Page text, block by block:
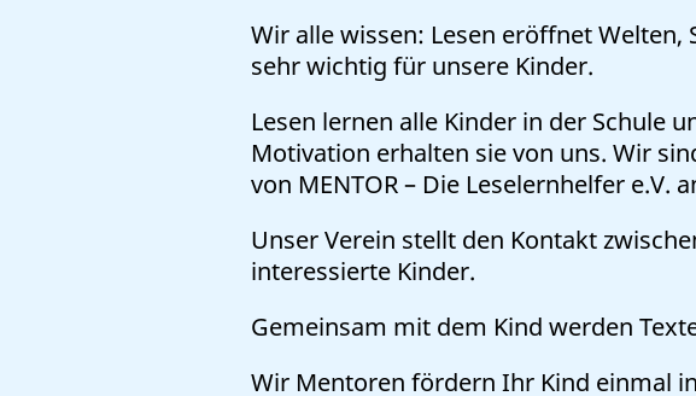
Wir alle wissen: Lesen eröffnet
sehr wichtig für unsere Kinder.
Lesen lernen alle Kinder in der Schule
Motivation erhalten sie von uns. Wir
von MENTOR – Die Leselernhelfer e.V.
Unser Verein stellt den Kontakt
interessierte Kinder.
Gemeinsam mit dem Kind werden
Wir Mentoren fördern Ihr Kind einmal